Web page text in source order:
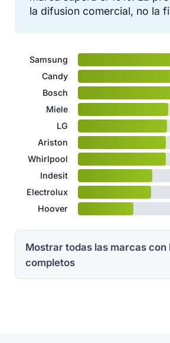
la difusion comercial, no la
Samsung
Candy
Bosch
Miele
LG
Ariston
Whirlpool
Indesit
Electrolux
Hoover
Mostrar todas las marcas con
completos